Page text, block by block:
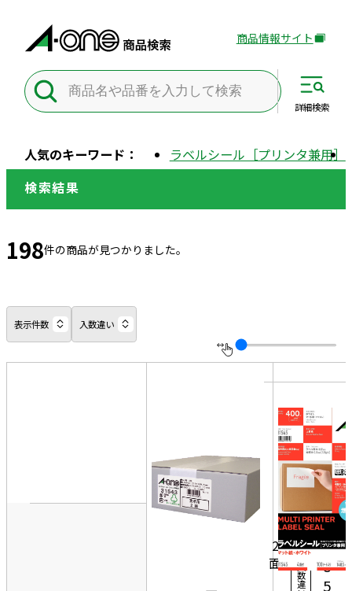
外
サ
別
す
商品情報サイト
人気のキーワード： ラベルシール［プリンタ兼用］
詳細検索
検索結果
198件の商品が見つかりました。
表示件数 入数違い
2
面
0シ
ー
ト
入
数
違
2
3,
4
8
5
2
1
0
1